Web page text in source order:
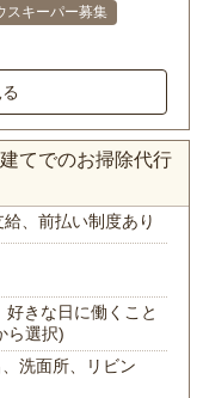
スキーパー募集
てでのお掃除代行
給、前払い制度あり
きな日に働くこと
ら選択)
洗面所、リビン